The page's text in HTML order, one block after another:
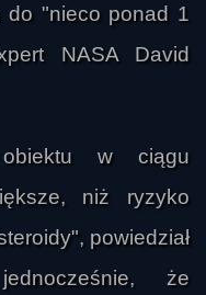
do "nieco ponad 1
NASA David
w ciągu
niż ryzyko
powiedział
że